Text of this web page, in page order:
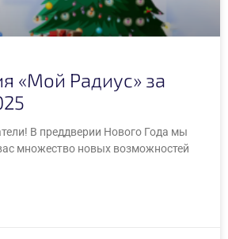
«Мой Радиус» за
В преддверии Нового Года мы
множество новых возможностей